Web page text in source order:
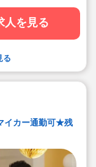
人を見る
る
カー通勤可★残